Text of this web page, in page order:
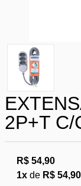
2P+T C/
R$ 54,90
1x de R$ 54,90